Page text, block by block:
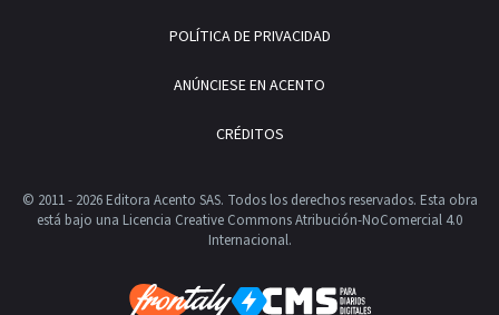
POLÍTICA DE PRIVACIDAD
ANÚNCIESE EN ACENTO
CRÉDITOS
© 2011 - 2026 Editora Acento SAS. Todos los derechos reservados. Esta obra
está bajo una Licencia Creative Commons Atribución-NoComercial 4.0
Internacional.